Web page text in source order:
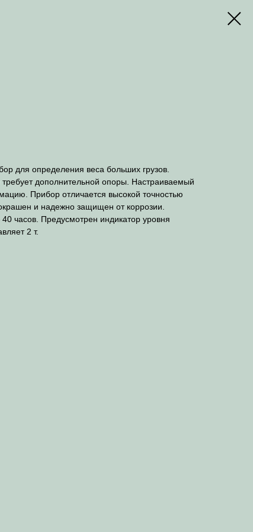
для определения веса больших грузов.
дополнительной опоры. Настраиваемый
Прибор отличается высокой точностью
и надежно защищен от коррозии.
часов. Предусмотрен индикатор уровня
2 т.